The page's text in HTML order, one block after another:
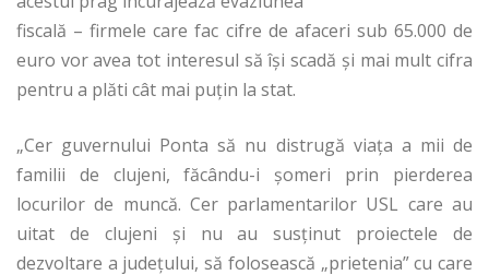
fiscală – firmele care fac cifre de afaceri sub 65.000 de
euro vor avea tot interesul să îşi scadă şi mai mult cifra
pentru a plăti cât mai puţin la stat.
„Cer guvernului Ponta să nu distrugă viaţa a mii de
familii de clujeni, făcându-i şomeri prin pierderea
locurilor de muncă. Cer parlamentarilor USL care au
uitat de clujeni şi nu au susţinut proiectele de
dezvoltare a judeţului, să folosească „prietenia” cu care